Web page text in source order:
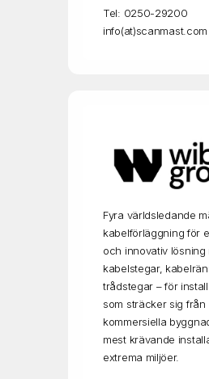
Tel: 0250-29200
info(at)scanmast.com
Fyra världsledande
kabelförläggning för
och innovativ lösning
kabelstegar,
trådstegar – för
som sträcker sig från
kommersiella
mest krävande
extrema miljöer.